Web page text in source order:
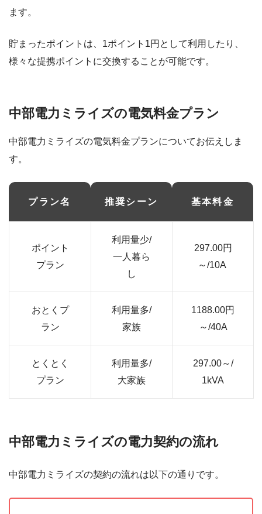
ます。
貯まったポイントは、1ポイント1円として利用したり、
様々な提携ポイントに交換することが可能です。
中部電力ミライズの電気料金プラン
中部電力ミライズの電気料金プランについてお伝えしま
す。
プラン名 推奨シーン 基本料金
ポイント
プラン
利用量少/
一人暮ら
し
297.00円
～/10A
おとくプ
ラン
利用量多/
家族
1188.00円
～/40A
とくとく
プラン
利用量多/
大家族
297.00～/
1kVA
中部電力ミライズの電力契約の流れ
中部電力ミライズの契約の流れは以下の通りです。